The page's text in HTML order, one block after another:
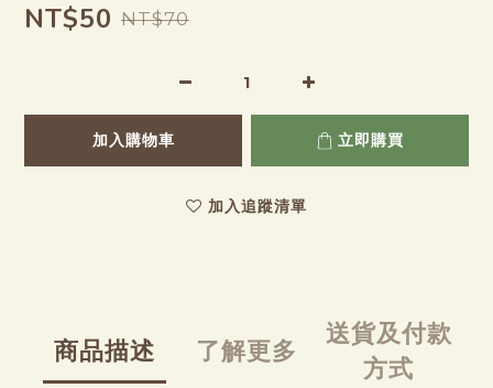
NT$50 NT$70
加入購物車 立即購買
加入追蹤清單
商品描述 了解更多
送貨及付款
方式